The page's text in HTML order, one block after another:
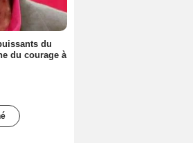
du
du courage à